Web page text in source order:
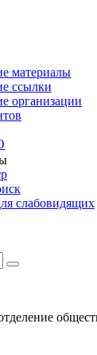
материалы
ссылки
организации
слабовидящих